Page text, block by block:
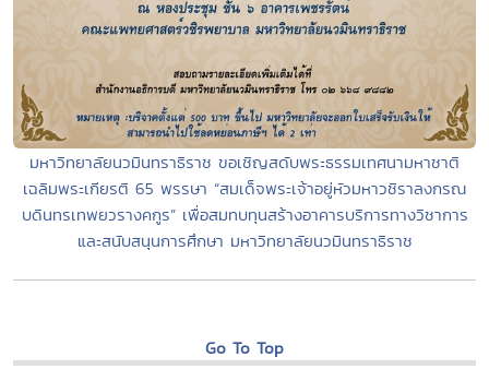
มหาวิทยาลัยนวมินทราธิราช ขอเชิญสดับพระธรรมเทศนามหาชาติ
เฉลิมพระเกียรติ 65 พรรษา “สมเด็จพระเจ้าอยู่หัวมหาวชิราลงกรณ
บดินทรเทพยวรางคกูร” เพื่อสมทบทุนสร้างอาคารบริการทางวิชาการ
และสนับสนุนการศึกษา มหาวิทยาลัยนวมินทราธิราช
Go To Top